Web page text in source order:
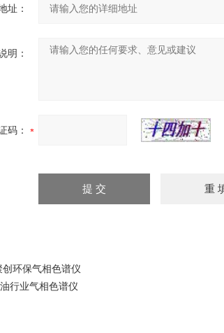
址：
明：
码：
创环保气相色谱仪
行业气相色谱仪